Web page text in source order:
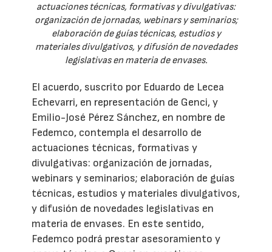
actuaciones técnicas, formativas y divulgativas:
organización de jornadas, webinars y seminarios;
elaboración de guías técnicas, estudios y
materiales divulgativos, y difusión de novedades
legislativas en materia de envases.
El acuerdo, suscrito por Eduardo de Lecea
Echevarri, en representación de Genci, y
Emilio-José Pérez Sánchez, en nombre de
Fedemco, contempla el desarrollo de
actuaciones técnicas, formativas y
divulgativas: organización de jornadas,
webinars y seminarios; elaboración de guías
técnicas, estudios y materiales divulgativos,
y difusión de novedades legislativas en
materia de envases. En este sentido,
Fedemco podrá prestar asesoramiento y